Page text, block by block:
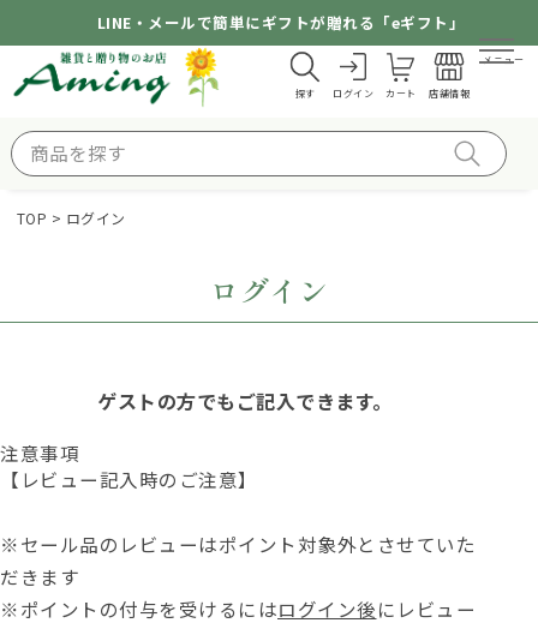
LINE・メールで簡単にギフトが贈れる「eギフト」
探す ログイン カート 店舗情報
メニュー
TOP ログイン
ログイン
ゲストの方でもご記入できます。
注意事項
【レビュー記入時のご注意】
※セール品のレビューはポイント対象外とさせていた
だきます
※ポイントの付与を受けるにはログイン後にレビュー